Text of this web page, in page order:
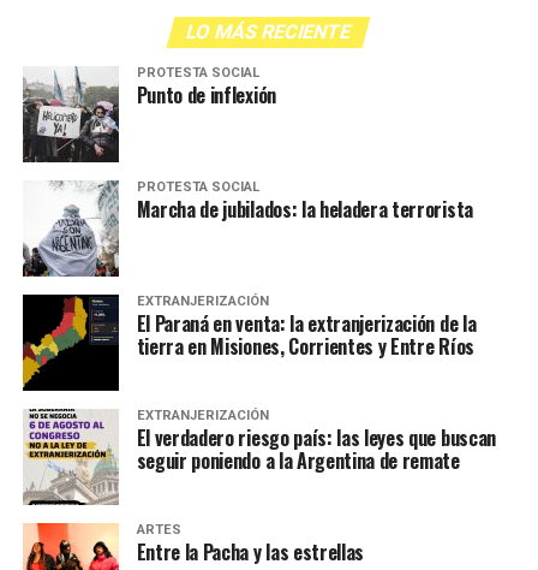
LO MÁS RECIENTE
PROTESTA SOCIAL
Punto de inflexión
PROTESTA SOCIAL
Marcha de jubilados: la heladera terrorista
EXTRANJERIZACIÓN
El Paraná en venta: la extranjerización de la
tierra en Misiones, Corrientes y Entre Ríos
EXTRANJERIZACIÓN
El verdadero riesgo país: las leyes que buscan
seguir poniendo a la Argentina de remate
ARTES
Entre la Pacha y las estrellas